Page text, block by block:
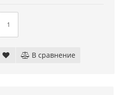
Сега МД 1 HD
В сравнение